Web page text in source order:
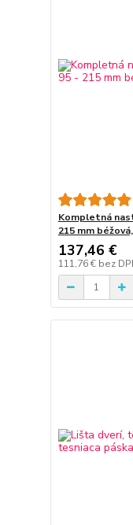
Kompletná
215 mm
137,46 €
111,76 € bez